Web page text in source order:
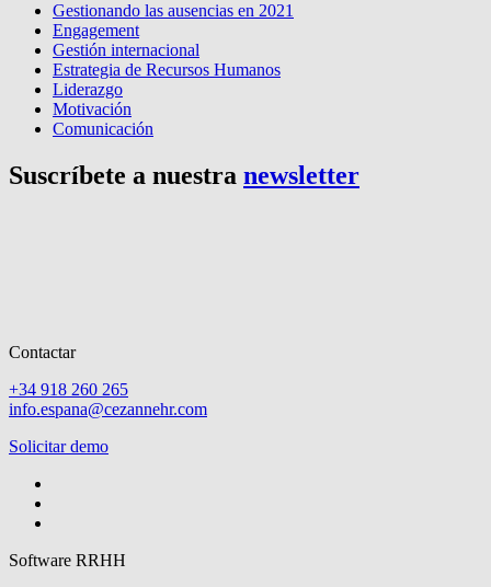
Gestionando las ausencias en 2021
Engagement
Gestión internacional
Estrategia de Recursos Humanos
Liderazgo
Motivación
Comunicación
Suscríbete a nuestra newsletter
Contactar
+34 918 260 265
info.espana@cezannehr.com
Solicitar demo
Software RRHH